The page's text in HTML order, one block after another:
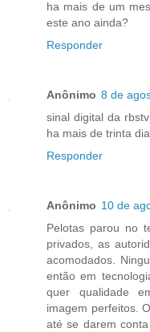
ha mais de um
este ano ainda?
Responder
Anônimo 8 de
sinal digital da
ha mais de trinta
Responder
Anônimo 10 de
Pelotas parou no
privados, as
acomodados.
então em
quer qualidade
imagem perfeitos.
até se darem